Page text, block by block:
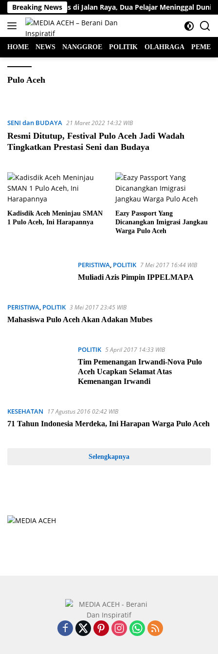
Langsung
ke
konten
Breaking News
Lalu Lintas di Jalan Raya, Dua Pelajar Meninggal Dunia
HOME NEWS NANGGROE POLITIK OLAHRAGA
Pulo Aceh
SENI dan BUDAYA 21 Maret 2022 14:32 WIB
Resmi Ditutup, Festival Pulo Aceh Jadi Wadah
Tingkatkan Prestasi Seni dan Budaya
Kadisdik Aceh Meninjau SMAN
1 Pulo Aceh, Ini Harapannya
Eazy Passport Yang
Dicanangkan Imigrasi Jangkau
Warga Pulo Aceh
PERISTIWA, POLITIK 7 Mei 2017 16:44 WIB
Muliadi Azis Pimpin IPPELMAPA
PERISTIWA, POLITIK 3 Mei 2017 23:45 WIB
Mahasiswa Pulo Aceh Akan Adakan Mubes
POLITIK 5 April 2017 14:33 WIB
Tim Pemenangan Irwandi-Nova Pulo
Aceh Ucapkan Selamat Atas
Kemenangan Irwandi
KESEHATAN
17 Agustus 2016 02:42 WIB
71 Tahun Indonesia Merdeka, Ini Harapan Warga Pulo Aceh
Selengkapnya